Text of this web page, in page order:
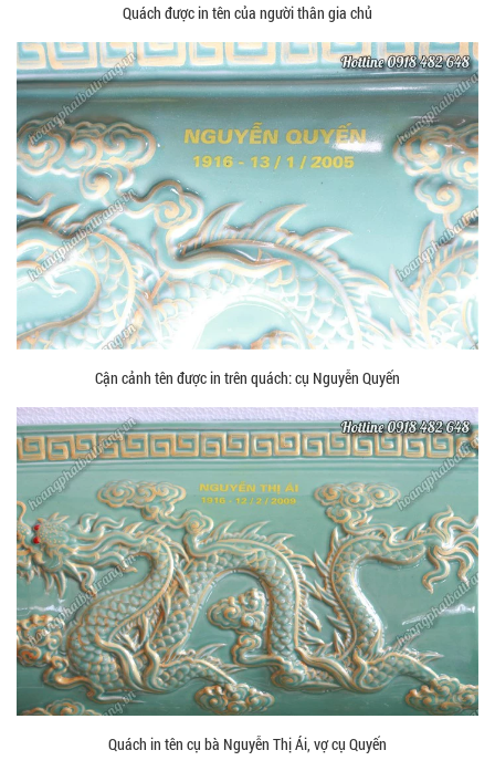
Quách được in tên của người thân gia chủ
Cận cảnh tên được in trên quách: cụ Nguyễn Quyến
Quách in tên cụ bà Nguyễn Thị Ái, vợ cụ Quyến